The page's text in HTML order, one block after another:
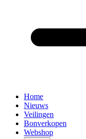
Home
Nieuws
Veilingen
Bonverkopen
Webshop